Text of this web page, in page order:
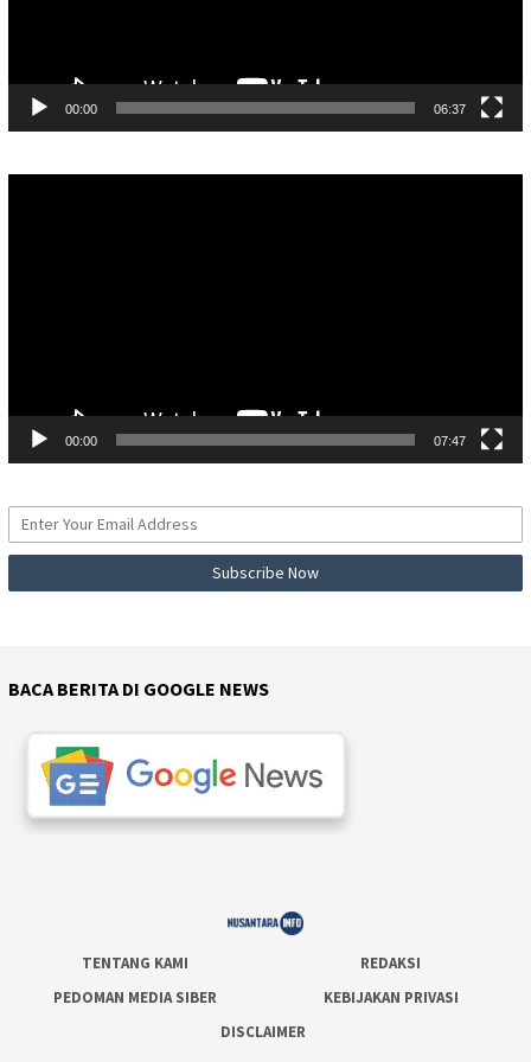
00:00 06:37
00:00 07:47
BACA BERITA DI GOOGLE NEWS
TENTANG KAMI
REDAKSI
PEDOMAN MEDIA SIBER
KEBIJAKAN PRIVASI
DISCLAIMER